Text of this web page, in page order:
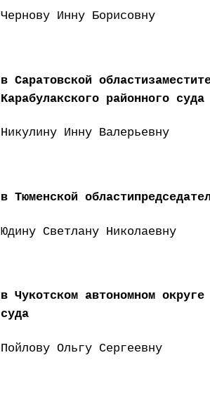
Чернову Инну Борисовну
в Саратовской
Карабулакского районного суда
Никулину Инну Валерьевну
в Тюменской
Юдину Светлану Николаевну
в Чукотском автономном
суда
Пойлову Ольгу Сергеевну